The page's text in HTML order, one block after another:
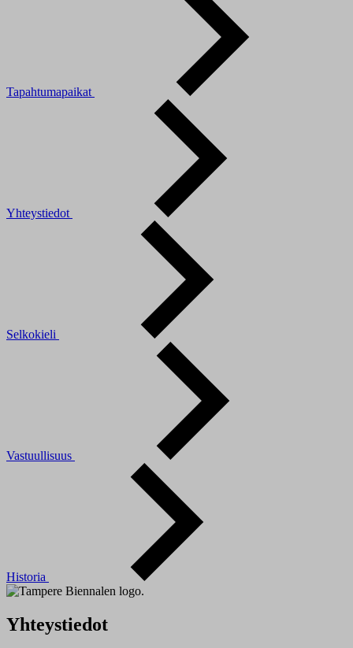
Tapahtumapaikat
Yhteystiedot
Selkokieli
Vastuullisuus
Historia
Yhteystiedot